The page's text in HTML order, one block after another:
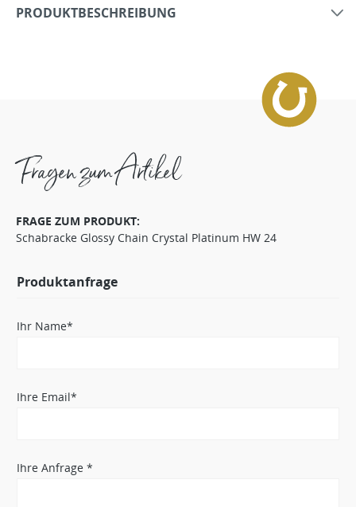
PRODUKTBESCHREIBUNG
Fragen zum Artikel
FRAGE ZUM PRODUKT:
Schabracke Glossy Chain Crystal Platinum HW 24
Produktanfrage
Ihr Name*
Ihre Email*
Ihre Anfrage *